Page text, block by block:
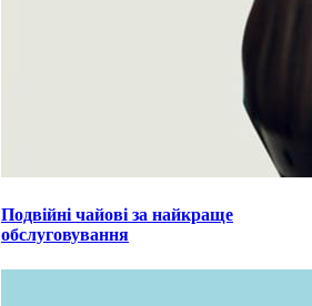
Подвійні чайові за найкраще
обслуговування